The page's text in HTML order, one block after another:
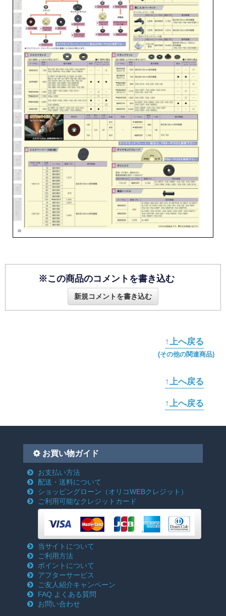
※この商品のコメントを書き込む
新規コメントを書き込む
↑上へ戻る
(その他の関連商品)
↑上へ戻る
↑上へ戻る
お買い物ガイド
お支払い方法
配送・送料について
ショッピングローン （オリコWEBクレジット）
ご利用可能なクレジットカード
当サイトについて
ご利用方法
ポイントについて
アフターサービス
ご友人紹介キャンペーン
FAQ よくある質問
お問い合わせ